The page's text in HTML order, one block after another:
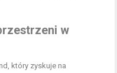
w
który zyskuje na